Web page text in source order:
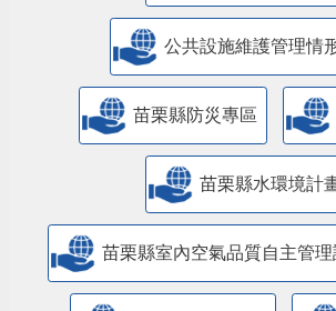
公共設施維護管理情
苗栗縣防災專區
苗栗縣水環境計
苗栗縣室內空氣品質自主管